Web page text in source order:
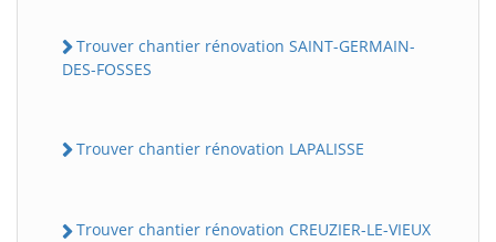
Trouver chantier rénovation SAINT-GERMAIN-
DES-FOSSES
Trouver chantier rénovation LAPALISSE
Trouver chantier rénovation CREUZIER-LE-VIEUX